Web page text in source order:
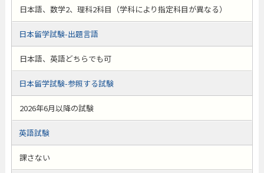
日本語、数学2、理科2科目（学科により指定科目が異なる）
日本留学試験-出題言語
日本語、英語どちらでも可
日本留学試験-参照する試験
2026年6月以降の試験
英語試験
課さない